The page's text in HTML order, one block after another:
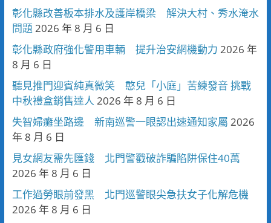
彰化縣改善板本排水及護岸橋梁 解決大村、秀水淹水
問題 2026 年 8 月 6 日
彰化縣政府強化警用車輛 提升治安網機動力 2026 年
8 月 6 日
聽見推門迎賓純真微笑 憨兒「小庭」苦練發音 挑戰
中秋禮盒銷售達人 2026 年 8 月 6 日
失智婦癱坐路邊 新南巡警一眼認出速通知家屬 2026
年 8 月 6 日
見女網友需先匯錢 北門警戳破詐騙陷阱保住40萬
2026 年 8 月 6 日
工作過勞眼前發黑 北門巡警眼尖急扶女子化解危機
2026 年 8 月 6 日